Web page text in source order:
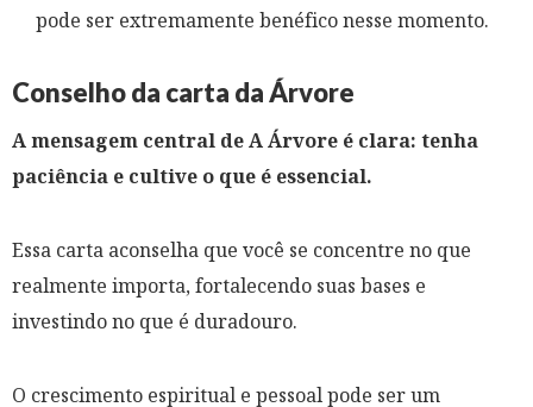
pode ser extremamente benéfico nesse momento.
Conselho da carta da Árvore
A mensagem central de A Árvore é clara: tenha
paciência e cultive o que é essencial.
Essa carta aconselha que você se concentre no que
realmente importa, fortalecendo suas bases e
investindo no que é duradouro.
O crescimento espiritual e pessoal pode ser um